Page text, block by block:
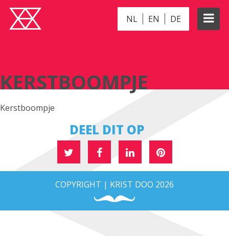
NL EN DE
KERSTBOOMPJE
Kerstboompje
DEEL DIT OP
COPYRIGHT | KRIST DOO 2026